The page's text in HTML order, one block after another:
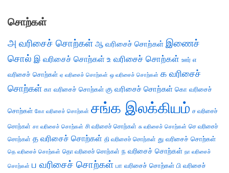
சொற்கள்
அ வரிசைச் சொற்கள் ஆ வரிசைச் சொற்கள் இணைச்
சொல் இ வரிசைச் சொற்கள் உ வரிசைச் சொற்கள் ஊர் எ
வரிசைச் சொற்கள் ஏ வரிசைச் சொற்கள் ஒ வரிசைச் சொற்கள் க வரிசைச்
சொற்கள் கா வரிசைச் சொற்கள் கு வரிசைச் சொற்கள் கொ வரிசைச்
சொற்கள் கோ வரிசைச் சொற்கள் சங்க இலக்கியம் ச வரிசைச்
சொற்கள் சா வரிசைச் சொற்கள் சி வரிசைச் சொற்கள் சு வரிசைச் சொற்கள் செ வரிசைச்
சொற்கள் த வரிசைச் சொற்கள் தி வரிசைச் சொற்கள் து வரிசைச் சொற்கள்
தெ வரிசைச் சொற்கள் தொ வரிசைச் சொற்கள் ந வரிசைச் சொற்கள் நா வரிசைச்
சொற்கள் ப வரிசைச் சொற்கள் பா வரிசைச் சொற்கள் பி வரிசைச்